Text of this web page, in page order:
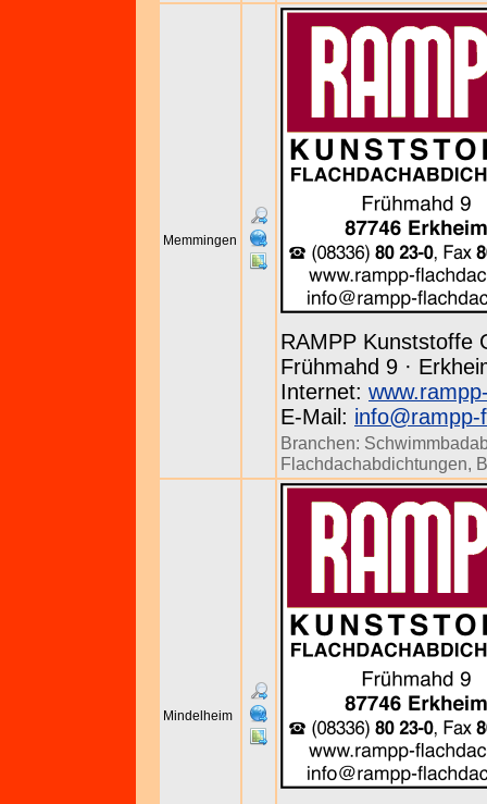
Memmingen
RAMPP Kunststoffe
Frühmahd 9 ·
Internet:
E-Mail:
Branchen:
Flachdachabdichtungen,
Mindelheim